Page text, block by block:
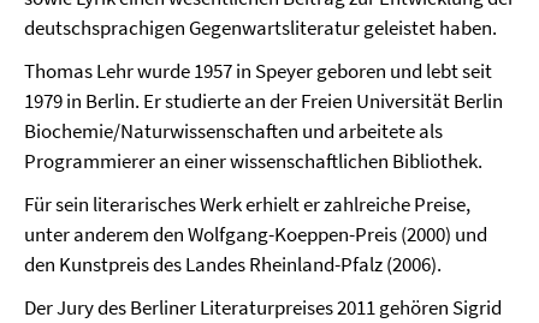
deutschsprachigen Gegenwartsliteratur geleistet haben.
Thomas Lehr wurde 1957 in Speyer geboren und lebt seit
1979 in Berlin. Er studierte an der Freien Universität Berlin
Biochemie/Naturwissenschaften und arbeitete als
Programmierer an einer wissenschaftlichen Bibliothek.
Für sein literarisches Werk erhielt er zahlreiche Preise,
unter anderem den Wolfgang-Koeppen-Preis (2000) und
den Kunstpreis des Landes Rheinland-Pfalz (2006).
Der Jury des Berliner Literaturpreises 2011 gehören Sigrid